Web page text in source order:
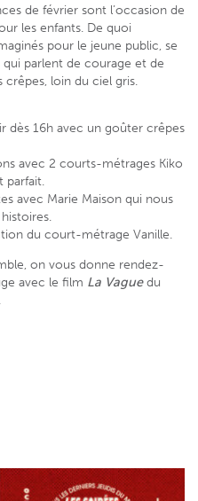
de février sont l’occasion de
les enfants. De quoi
pour le jeune public, se
parlent de courage et de
loin du ciel gris.
dès 16h avec un goûter crêpes
avec 2 courts-métrages Kiko
parfait.
avec Marie Maison qui nous
du court-métrage Vanille.
on vous donne rendez-
avec le film La Vaguedu